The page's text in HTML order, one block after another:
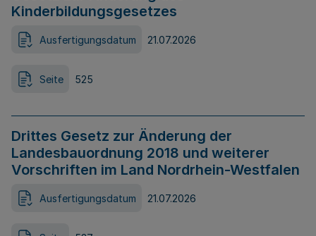
Kinderbildungsgesetzes
Ausfertigungsdatum 21.07.2026
Seite 525
Drittes Gesetz zur Änderung der
Landesbauordnung 2018 und weiterer
Vorschriften im Land Nordrhein-Westfalen
Ausfertigungsdatum 21.07.2026